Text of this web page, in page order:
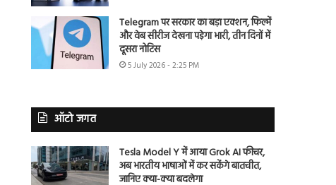
Telegram पर सरकार का बड़ा एक्शन, फिल्में
और वेब सीरीज देखना पड़ेगा भारी, तीन दिनों में
दूसरा नोटिस
5 July 2026 - 2:25 PM
ऑटो जगत
Tesla Model Y में आया Grok AI फीचर,
अब भारतीय भाषाओं में कर सकेंगे बातचीत,
जानिए क्या-क्या बदलेगा